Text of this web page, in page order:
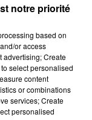
TEDDYBEAR
Chaussures Roses
notre priorité
based on
or access
advertising; Create
select personalised
content
or combinations
services; Create
personalised